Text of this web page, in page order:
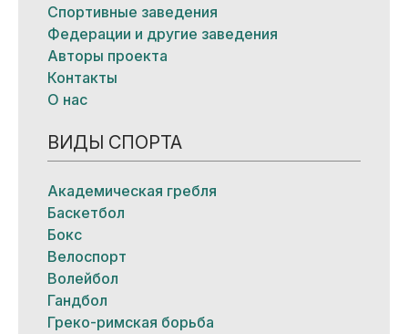
Спортивные заведения
Федерации и другие заведения
Авторы проекта
Контакты
О нас
ВИДЫ СПОРТА
Академическая гребля
Баскетбол
Бокс
Велоспорт
Волейбол
Гандбол
Греко-римская борьба